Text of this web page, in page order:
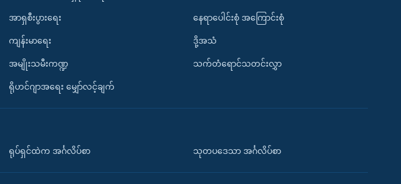
အာရှစီးပွားရေး
ကျန်းမာရေး
အမျိုးသမီးကဏ္ဍ
ရိုဟင်ဂျာအရေး မျှော်လင့်ချက်
နေရာပေါင်းစုံ အကြောင်းစုံ
ဒို့အသံ
သက်တံရောင်သတင်းလွှာ
ရုပ်ရှင်ထဲက အင်္ဂလိပ်စာ သုတပဒေသာ အင်္ဂလိပ်စာ